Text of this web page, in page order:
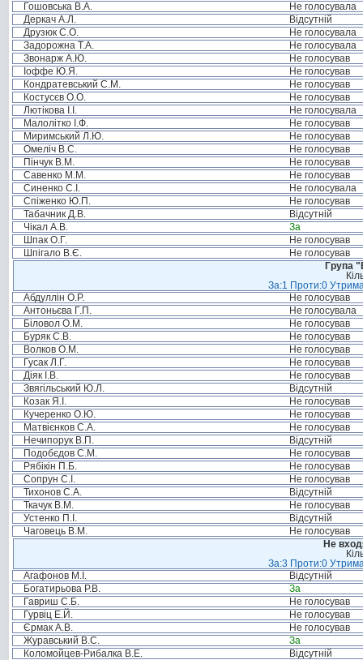
Гошовська В.А.
Не голосувала
Деркач А.Л.
Відсутній
Друзюк С.О.
Не голосувала
Задорожна Т.А.
Не голосувала
Звонарж А.Ю.
Не голосував
Іоффе Ю.Я.
Не голосував
Кондратевський С.М.
Не голосував
Костусєв О.О.
Не голосував
Лютікова І.І.
Не голосувала
Малолітко І.Ф.
Не голосував
Миримський Л.Ю.
Не голосував
Омеліч В.С.
Не голосував
Пінчук В.М.
Не голосував
Савенко М.М.
Не голосував
Синенко С.І.
Не голосувала
Спіженко Ю.П.
Не голосував
Табачник Д.В.
Відсутній
Чікал А.В.
За
Шпак О.Г.
Не голосував
Шпігало В.Є.
Не голосував
Група
За:1 Проти:0
Абдуллін О.Р.
Не голосував
Антоньєва Г.П.
Не голосувала
Біловол О.М.
Не голосував
Буряк С.В.
Не голосував
Волков О.М.
Не голосував
Гусак Л.Г.
Не голосував
Діяк І.В.
Не голосував
Звягільський Ю.Л.
Відсутній
Козак Я.І.
Не голосував
Кучеренко О.Ю.
Не голосував
Матвієнков С.А.
Не голосував
Нечипорук В.П.
Відсутній
Подобєдов С.М.
Не голосував
Рябікін П.Б.
Не голосував
Сопрун С.І.
Не голосував
Тихонов С.А.
Відсутній
Ткачук В.М.
Не голосував
Устенко П.І.
Відсутній
Чаговець В.М.
Не голосував
Не
За:3 Проти:0
Агафонов М.І.
Відсутній
Богатирьова Р.В.
За
Гавриш С.Б.
Не голосував
Гурвіц Е.Й.
Не голосував
Єрмак А.В.
Не голосував
Журавський В.С.
За
Коломойцев-Рибалка В.Е.
Відсутній